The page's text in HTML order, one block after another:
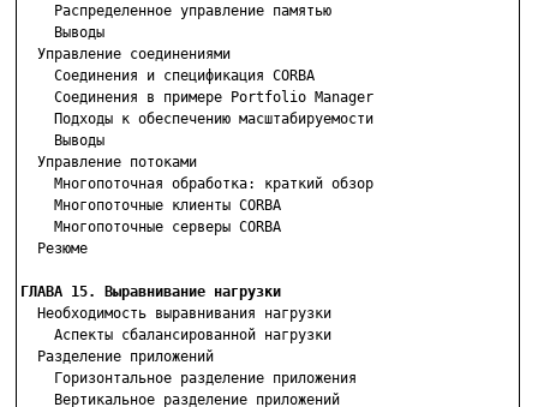
    Распределенное управление памятью
    Выводы
  Управление соединениями
    Соединения и спецификация CORBA
    Соединения в примере Portfolio Manager
    Подходы к обеспечению масштабируемости
    Выводы
  Управление потоками
    Многопоточная обработка: краткий обзор
    Многопоточные клиенты CORBA
    Многопоточные серверы CORBA
  Резюме
ГЛАВА 15. Выравнивание нагрузки
Необходимость выравнивания нагрузки
    Аспекты сбалансированной нагрузки
  Разделение приложений
    Горизонтальное разделение приложения
    Вертикальное разделение приложений